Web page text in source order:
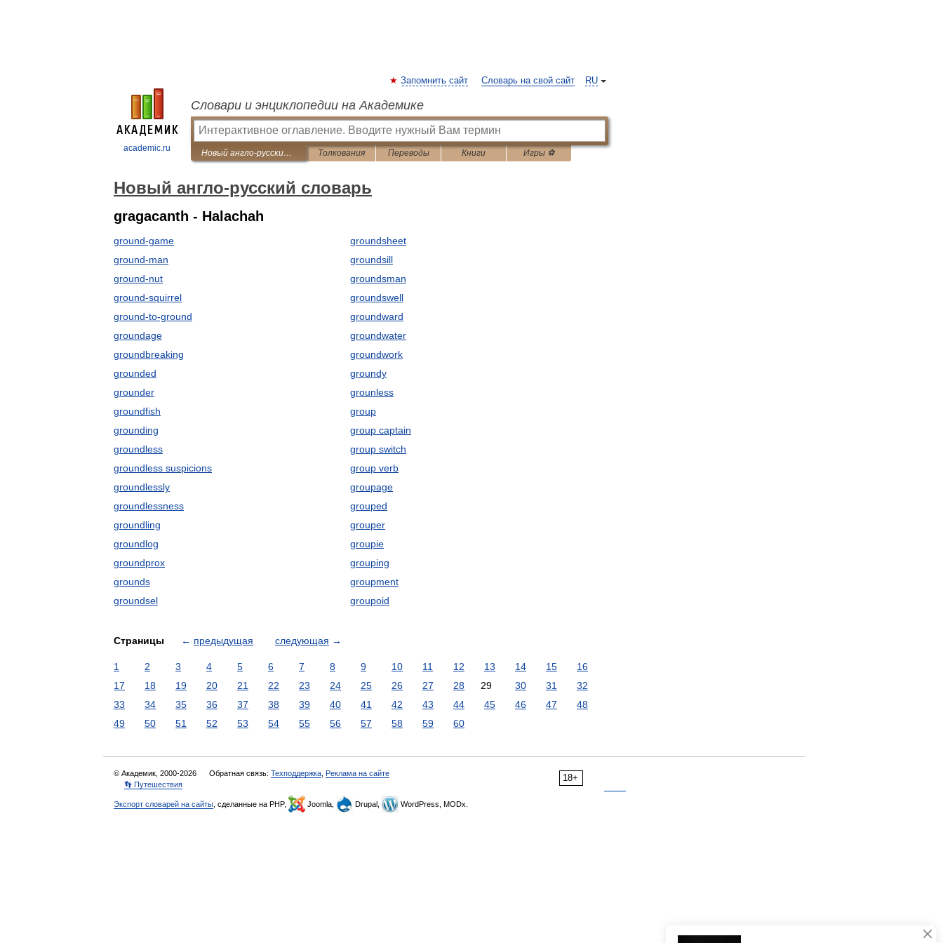
academic.ru
RU
Запомнить сайт Словарь на свой сайт
Словари и энциклопедии на Академике
Новый англо-русский словарь Толкования Переводы Книги Игры ⚽
Новый англо-русский словарь
gragacanth - Halachah
ground-game
ground-man
ground-nut
ground-squirrel
ground-to-ground
groundage
groundbreaking
grounded
grounder
groundfish
grounding
groundless
groundless suspicions
groundlessly
groundlessness
groundling
groundlog
groundprox
grounds
groundsel
groundsheet
groundsill
groundsman
groundswell
groundward
groundwater
groundwork
groundy
grounless
group
group captain
group switch
group verb
groupage
grouped
grouper
groupie
grouping
groupment
groupoid
Страницы ← предыдущая следующая →
1 2 3 4 5 6 7 8 9 10 11 12 13 14 15
16
17
18 19 20 21 22 23 24 25 26 27 28 29 30 31
32
33
34 35 36 37 38 39 40 41 42 43 44 45 46 47
48
49
50 51 52 53 54 55 56 57 58 59 60
18+
© Академик, 2000-2026 Обратная связь: Техподдержка Реклама на сайте
👣 Путешествия
Экспорт словарей на сайты , сделанные на PHP, Joomla, Drupal, WordPress, MODx.